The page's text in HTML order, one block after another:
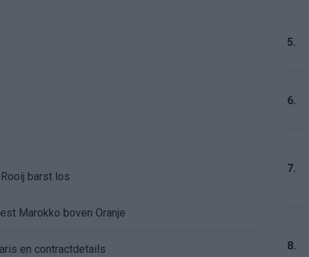
barst los
Marokko boven Oranje
en contractdetails
5.
6.
7.
8.